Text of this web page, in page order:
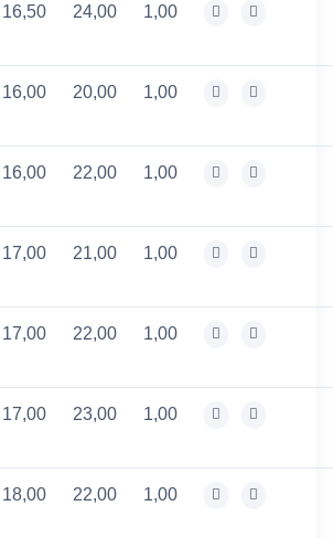
16,50 24,00 1,00
16,00 20,00 1,00
16,00 22,00 1,00
17,00 21,00 1,00
17,00 22,00 1,00
17,00 23,00 1,00
18,00 22,00 1,00